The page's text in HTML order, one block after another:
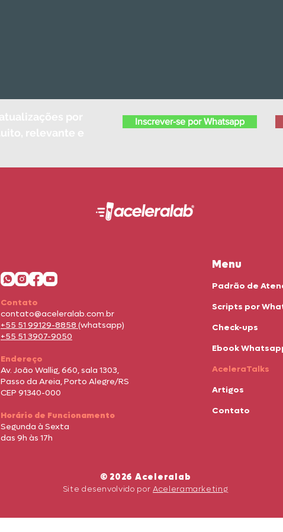
Inscrever-se por Whatsapp
Menu
Contato
contato@aceleralab.com.br
+55 51 99129-8858 (whatsapp)
+55 51 3907-9050
Endereço
Av. João Wallig, 660, sala 1303,
Passo da Areia, Porto Alegre/RS
CEP 91340-000
Horário de Funcionamento
Segunda à Sexta
das 9h às 17h
Padrão de
Scripts por
Check-ups
Ebook
AceleraTalks
Artigos
Contato
© 2026 Aceleralab
Site desenvolvido por Aceleramarketing